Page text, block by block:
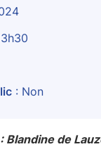
: Non
Blandine de